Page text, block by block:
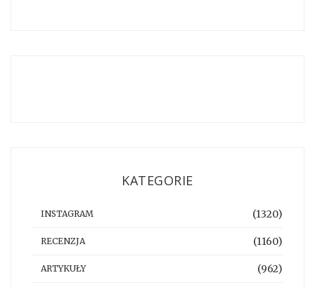
KATEGORIE
INSTAGRAM (1320)
RECENZJA (1160)
ARTYKUŁY (962)